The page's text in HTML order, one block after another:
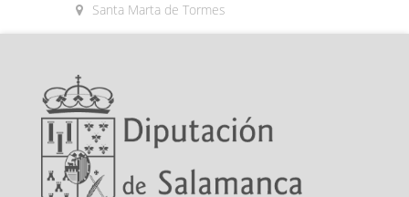
Santa Marta de Tormes